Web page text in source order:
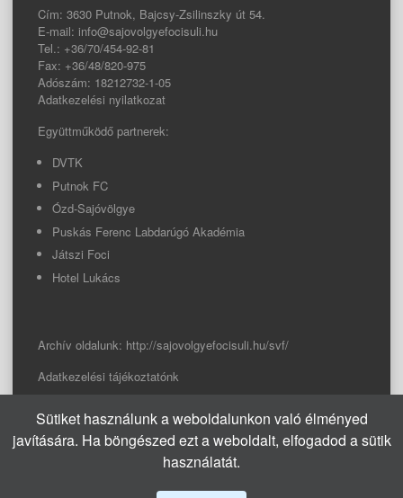
Cím: 3630 Putnok, Bajcsy-Zsilinszky út 54.
E-mail: info@sajovolgyefocisuli.hu
Tel.: +36/70/454-92-81
Fax: +36/48/820-975
Adószám: 18212732-1-05
Adatkezelési nyilatkozat
Együttműködő partnerek:
DVTK
Putnok FC
Ózd-Sajóvölgye
Puskás Ferenc Labdarúgó Akadémia
Játszi Foci
Hotel Lukács
Archív oldalunk: http://sajovolgyefocisuli.hu/svf/
Adatkezelési tájékoztatónk
© 2026 Sajóvölgye Focisuli
info@sajovolgyefocisuli.hu
Sütiket használunk a weboldalunkon való élményed
javítására. Ha böngészed ezt a weboldalt, elfogadod a sütik
használatát.